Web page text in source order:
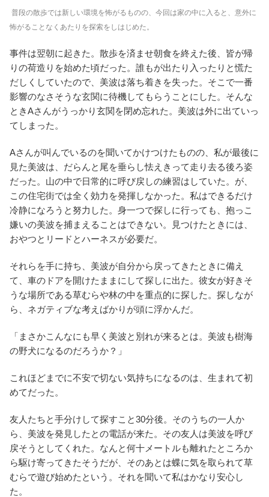
普段の散歩では新しい環境を怖がるものの、今回は家の中に入ると、意外に
怖がることなくあたりを探索をしはじめた。
事件は翌朝に起きた。散歩を済ませ朝食を終えた後、皆が帰
りの荷造りを始めた頃だった。誰もが出たり入ったりと慌た
だしくしていたので、美波は落ち着きを失った。そこで一番
影響のなさそうな玄関に待機してもらうことにした。そんな
ときAさんがうっかり玄関を閉め忘れた。美波は外に出ていっ
てしまった。
Aさんが叫んでいるのを聞いてかけつけたものの、私が最後に
見た美波は、だらんと尾を垂らし怯えきって走り去る後ろ姿
だった。山の中で日常的に呼び戻しの練習はしていた。が、
この住宅街では全く効力を発揮しなかった。私はできるだけ
冷静になろうと努力した。身一つで探しに行っても、抱っこ
嫌いの美波を捕まえることはできない。見つけたときには、
おやつとリードとハーネスが必要だ。
それらを手に持ち、美波が自分から戻ってきたときに備え
て、車のドアを開けたままにして探しに出た。彼女が好きそ
うな場所である草むらや林の中を重点的に探した。探しなが
ら、ネガティブな考えばかりが頭に浮かんだ。
「まさかこんなにも早く美波と別れが来るとは。美波も樹海
の野犬になるのだろうか？」
これほどまでに不安で切ない気持ちになるのは、生まれて初
めてだった。
友人たちと手分けして探すこと30分後。そのうちの一人か
ら、美波を発見したとの電話が来た。その友人は美波を呼び
戻そうとしてくれた。なんと何十メートルも離れたところか
ら駆け寄ってきたそうだが、そのあとは蝶に気を取られて草
むらで遊び始めたという。それを聞いて私はかなり安心し
た。